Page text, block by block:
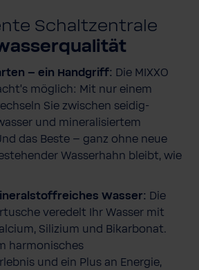
Schaltzentrale
– ein Handgriff: Die MIXXO
möglich: Mit nur einem
Sie zwischen seidig-
und mineralisiertem
das Beste – ganz ohne neue
Wasserhahn bleibt, wie
Wasser: Die
veredelt Ihr Wasser mit
Silizium und Bikarbonat.
harmonisches
und ein Plus an Energie,